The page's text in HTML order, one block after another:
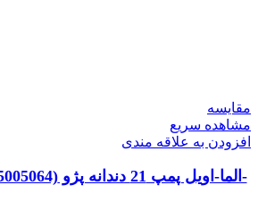
مقایسه
مشاهده سریع
افزودن به علاقه مندی
-الما-اویل پمپ 21 دندانه پژو ELMA-T5- 206(115005064)